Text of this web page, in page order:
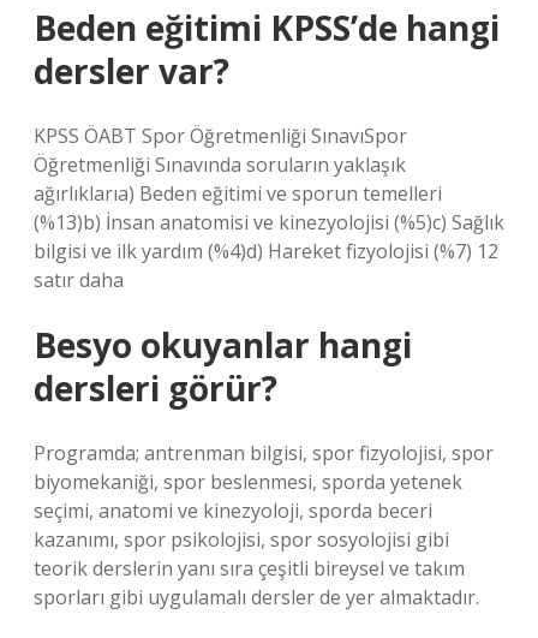
Beden eğitimi KPSS’de hangi
dersler var?
KPSS ÖABT Spor Öğretmenliği SınavıSpor
Öğretmenliği Sınavında soruların yaklaşık
ağırlıklarıa) Beden eğitimi ve sporun temelleri
(%13)b) İnsan anatomisi ve kinezyolojisi (%5)c) Sağlık
bilgisi ve ilk yardım (%4)d) Hareket fizyolojisi (%7) 12
satır daha
Besyo okuyanlar hangi
dersleri görür?
Programda; antrenman bilgisi, spor fizyolojisi, spor
biyomekaniği, spor beslenmesi, sporda yetenek
seçimi, anatomi ve kinezyoloji, sporda beceri
kazanımı, spor psikolojisi, spor sosyolojisi gibi
teorik derslerin yanı sıra çeşitli bireysel ve takım
sporları gibi uygulamalı dersler de yer almaktadır.